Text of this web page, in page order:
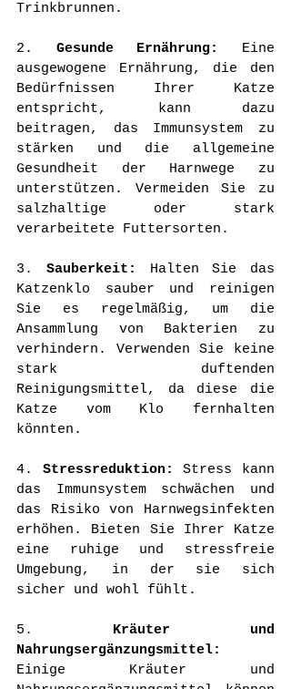
Trinkbrunnen.
2. Gesunde Ernährung:
Eine
ausgewogene Ernährung, die den
Bedürfnissen Ihrer Katze
entspricht, kann dazu
beitragen, das Immunsystem zu
stärken und die allgemeine
Gesundheit der Harnwege zu
unterstützen. Vermeiden Sie zu
salzhaltige oder stark
verarbeitete Futtersorten.
3. Sauberkeit:
Halten Sie das
Katzenklo sauber und reinigen
Sie es regelmäßig, um die
Ansammlung von Bakterien zu
verhindern. Verwenden Sie keine
stark duftenden
Reinigungsmittel, da diese die
Katze vom Klo fernhalten
könnten.
4. Stressreduktion:
Stress kann
das Immunsystem schwächen und
das Risiko von Harnwegsinfekten
erhöhen. Bieten Sie Ihrer Katze
eine ruhige und stressfreie
Umgebung, in der sie sich
sicher und wohl fühlt.
5. Kräuter und
Nahrungsergänzungsmittel:
Einige Kräuter und